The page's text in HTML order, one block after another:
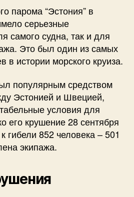
парома “Эстония” в
серьезные
самого судна, так и для
Это был один из самых
в истории морского круиза.
популярным средством
Эстонией и Швецией,
условия для
его крушение 28 сентября
гибели 852 человека – 501
экипажа.